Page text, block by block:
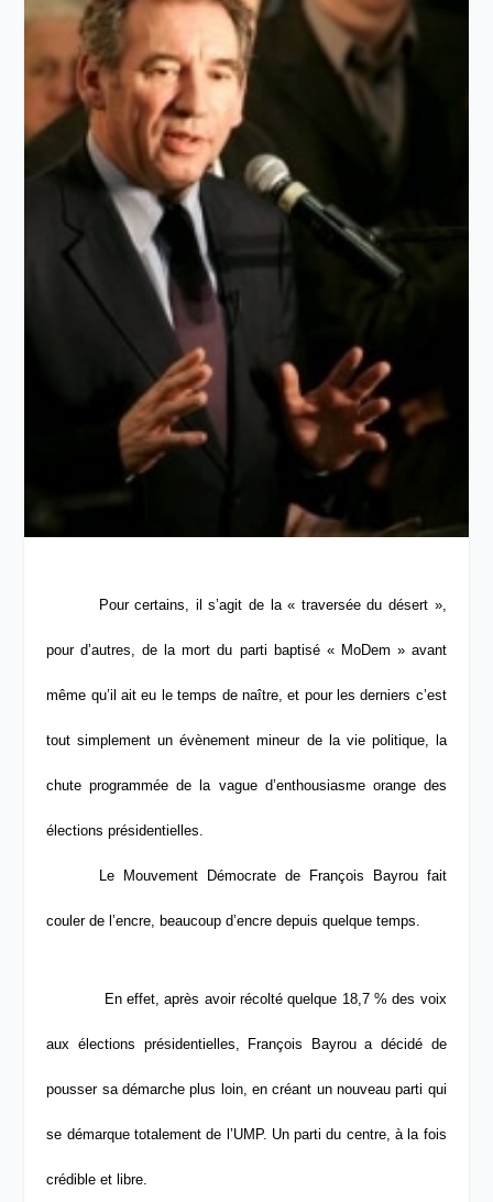
Pour certains, il s’agit de la « traversée du désert »,
pour d’autres, de la mort du parti baptisé « MoDem » avant
même qu’il ait eu le temps de naître, et pour les derniers c’est
tout simplement un évènement mineur de la vie politique, la
chute programmée de la vague d’enthousiasme orange des
élections présidentielles.
Le Mouvement Démocrate de François Bayrou fait
couler de l’encre, beaucoup d’encre depuis quelque temps.
En effet, après avoir récolté quelque 18,7 % des voix
aux élections présidentielles, François Bayrou a décidé de
pousser sa démarche plus loin, en créant un nouveau parti qui
se démarque totalement de l’UMP. Un parti du centre, à la fois
crédible et libre.